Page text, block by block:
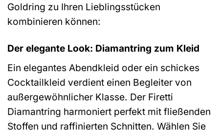
Goldring zu Ihren Lieblingsstücken
kombinieren können:
Der elegante Look: Diamantring zum Kleid
Ein elegantes Abendkleid oder ein schickes
Cocktailkleid verdient einen Begleiter von
außergewöhnlicher Klasse. Der Firetti
Diamantring harmoniert perfekt mit fließenden
Stoffen und raffinierten Schnitten. Wählen Sie